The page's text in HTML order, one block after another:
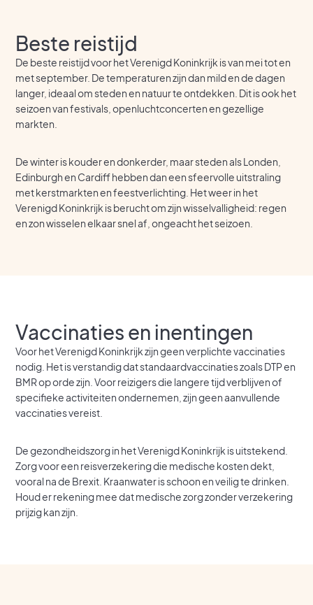
Beste reistijd
De beste reistijd voor het Verenigd Koninkrijk is van mei tot en
met september. De temperaturen zijn dan mild en de dagen
langer, ideaal om steden en natuur te ontdekken. Dit is ook het
seizoen van festivals, openluchtconcerten en gezellige
markten.
De winter is kouder en donkerder, maar steden als Londen,
Edinburgh en Cardiff hebben dan een sfeervolle uitstraling
met kerstmarkten en feestverlichting. Het weer in het
Verenigd Koninkrijk is berucht om zijn wisselvalligheid: regen
en zon wisselen elkaar snel af, ongeacht het seizoen.
Vaccinaties en inentingen
Voor het Verenigd Koninkrijk zijn geen verplichte vaccinaties
nodig. Het is verstandig dat standaardvaccinaties zoals DTP en
BMR op orde zijn. Voor reizigers die langere tijd verblijven of
specifieke activiteiten ondernemen, zijn geen aanvullende
vaccinaties vereist.
De gezondheidszorg in het Verenigd Koninkrijk is uitstekend.
Zorg voor een reisverzekering die medische kosten dekt,
vooral na de Brexit. Kraanwater is schoon en veilig te drinken.
Houd er rekening mee dat medische zorg zonder verzekering
prijzig kan zijn.